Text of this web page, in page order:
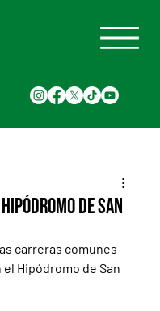
de San
carreras comunes
Hipódromo de San